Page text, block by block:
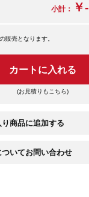
小計： ￥-
販売となります。
カートに入れる
(お見積りもこちら)